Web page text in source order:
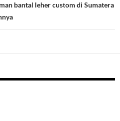
bantal leher custom di Sumatera